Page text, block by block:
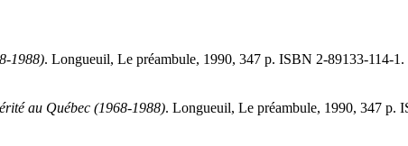
1988). Longueuil, Le préambule, 1990, 347 p. ISBN 2-89133-114-1.
au Québec (1968-1988). Longueuil, Le préambule, 1990, 347 p.